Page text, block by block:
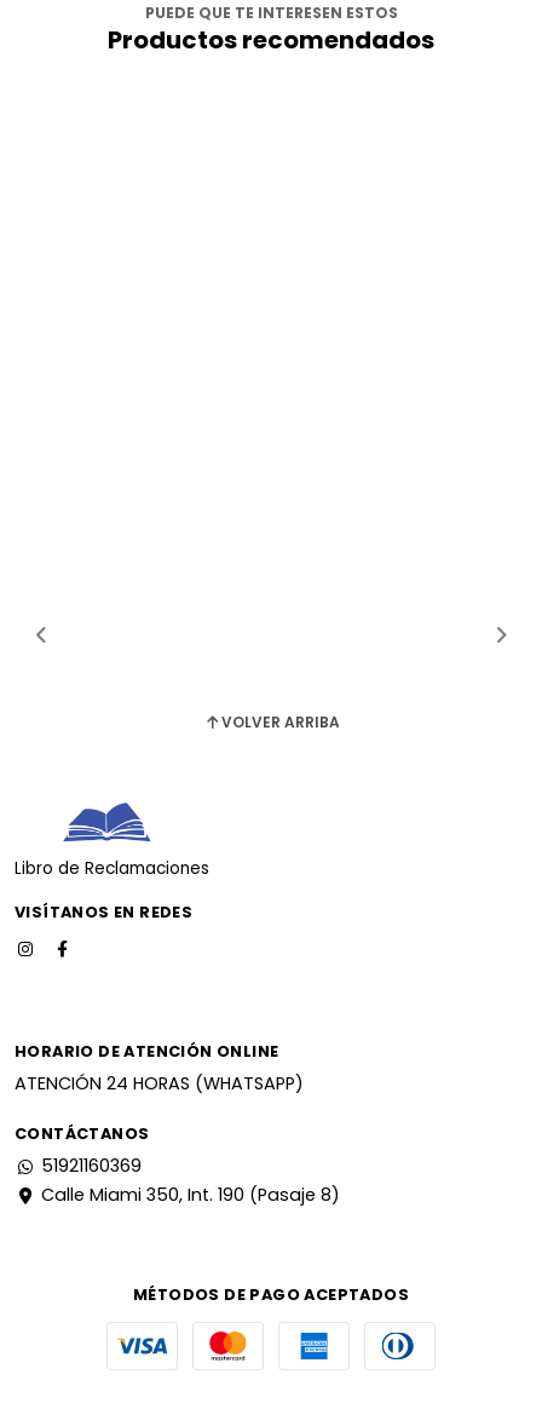
PUEDE QUE TE INTERESEN ESTOS
Productos recomendados
VOLVER ARRIBA
Libro de Reclamaciones
VISÍTANOS EN REDES
HORARIO DE ATENCIÓN ONLINE
ATENCIÓN 24 HORAS (WHATSAPP)
CONTÁCTANOS
51921160369
Calle Miami 350, Int. 190 (Pasaje 8)
MÉTODOS DE PAGO ACEPTADOS